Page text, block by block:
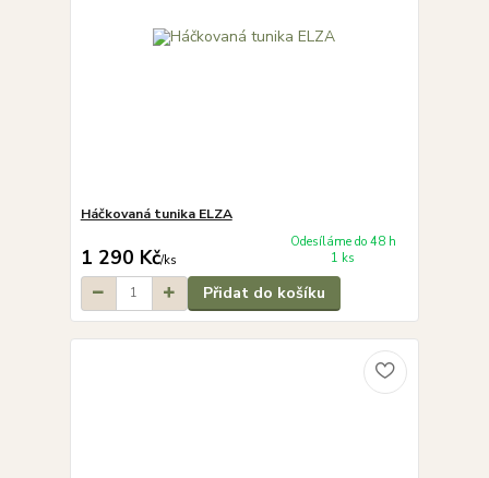
Háčkovaná tunika ELZA
1 290 Kč/ks
Odesíláme do 48 h
1 ks
Přidat do košíku